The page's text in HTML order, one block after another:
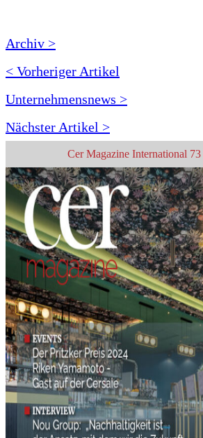
Archiv >
< Vorheriger Artikel
Unternehmensnews >
Nächster Artikel >
Cer Magazine International